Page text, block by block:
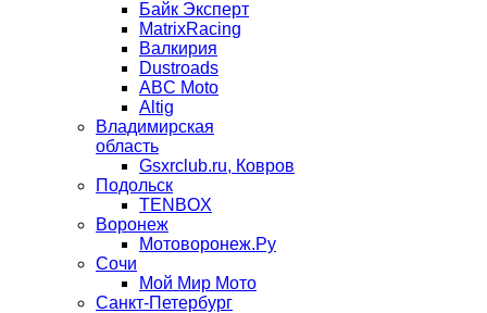
Байк Эксперт
MatrixRacing
Валкирия
Dustroads
ABC Moto
Altig
Владимирская
область
Gsxrclub.ru, Ковров
Подольск
TENBOX
Воронеж
Мотоворонеж.Ру
Сочи
Мой Мир Мото
Санкт-Петербург